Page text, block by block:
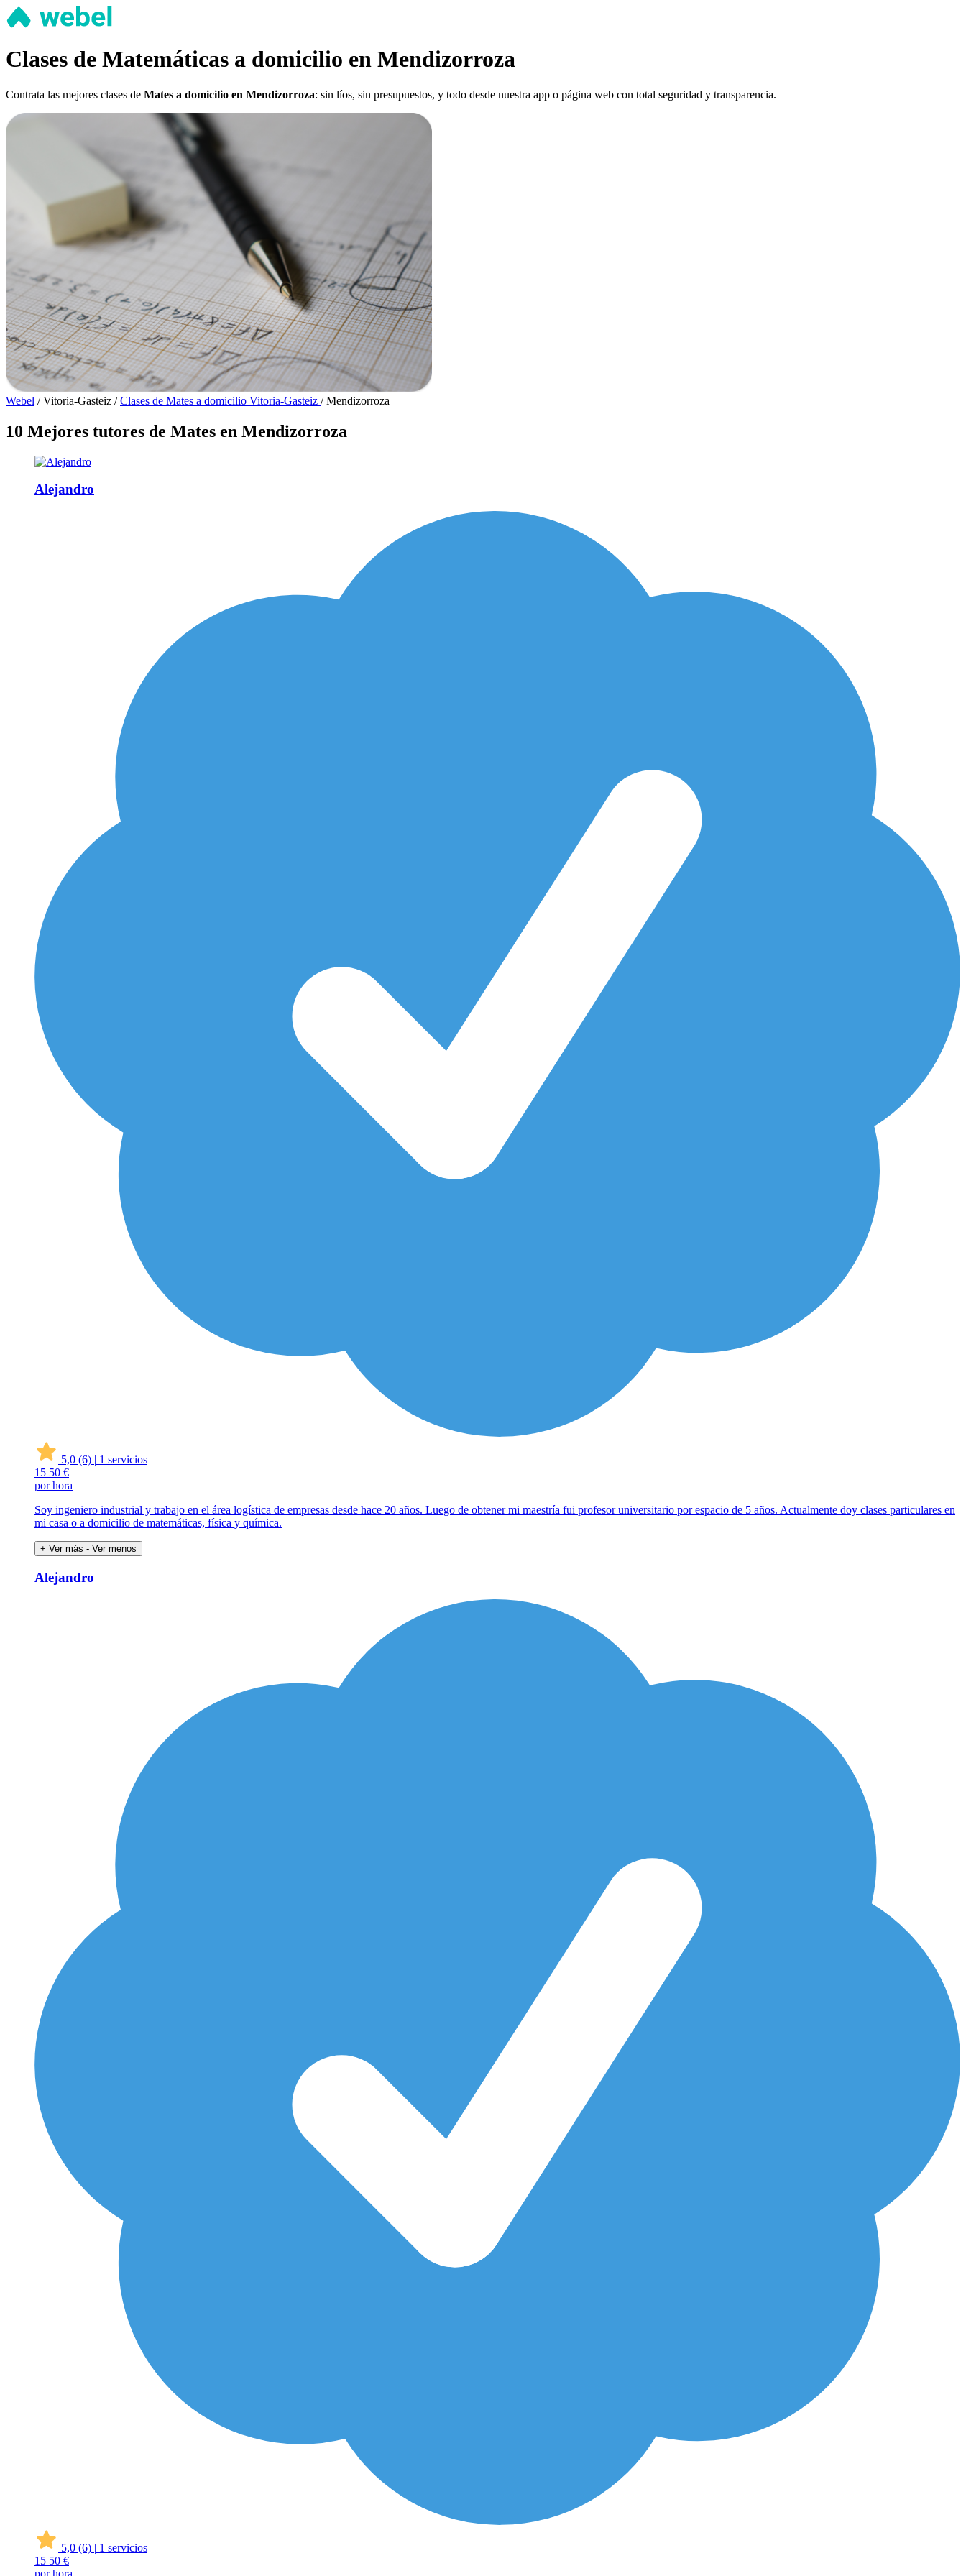
Clases de Matemáticas a domicilio en Mendizorroza
Contrata las mejores clases de Mates a domicilio en Mendizorroza: sin líos, sin presupuestos, y todo desde nuestra app o página web con total seguridad y transparencia.
Webel / Vitoria-Gasteiz / Clases de Mates a domicilio Vitoria-Gasteiz / Mendizorroza
10 Mejores tutores de Mates en Mendizorroza
Alejandro
5,0 (6) | 1 servicios
15 50 €
por hora
Soy ingeniero industrial y trabajo en el área logística de empresas desde hace 20 años. Luego de obtener mi maestría fui profesor universitario por espacio de 5 años. Actualmente doy clases particulares en
mi casa o a domicilio de matemáticas, física y química.
+ Ver más - Ver menos
Alejandro
5,0 (6) | 1 servicios
15 50 €
por hora